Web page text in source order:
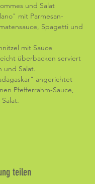
und Salat
mit Parmesan-
Spagetti und
mit Sauce
überbacken serviert
und Salat.
angerichtet
Pfefferrahm-Sauce,
teilen